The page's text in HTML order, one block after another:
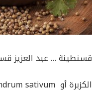
قسنطينة … عبد العزيز